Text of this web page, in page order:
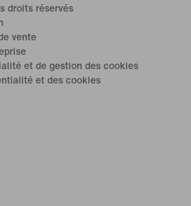
droits réservés
vente
et de gestion des cookies
et des cookies